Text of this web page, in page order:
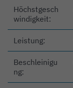
Höchstgesch
windigkeit:
Leistung:
Beschleinigu
ng: